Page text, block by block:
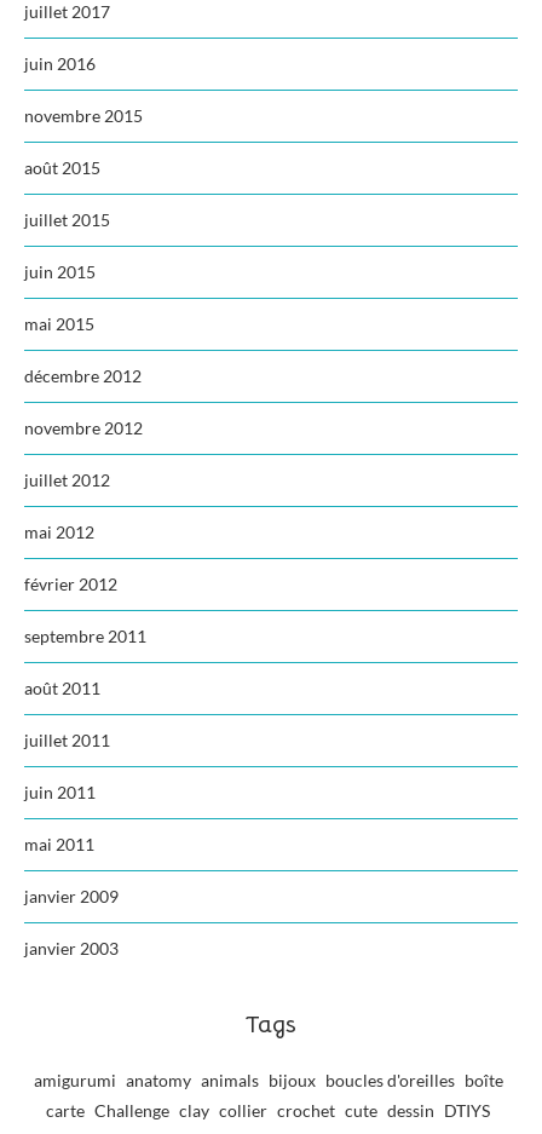
juillet 2017
juin 2016
novembre 2015
août 2015
juillet 2015
juin 2015
mai 2015
décembre 2012
novembre 2012
juillet 2012
mai 2012
février 2012
septembre 2011
août 2011
juillet 2011
juin 2011
mai 2011
janvier 2009
janvier 2003
Tags
amigurumi anatomy animals bijoux boucles d'oreilles boîte
carte Challenge clay collier crochet cute dessin DTIYS